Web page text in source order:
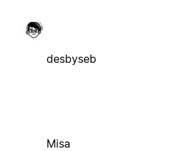
desbyseb
Misa